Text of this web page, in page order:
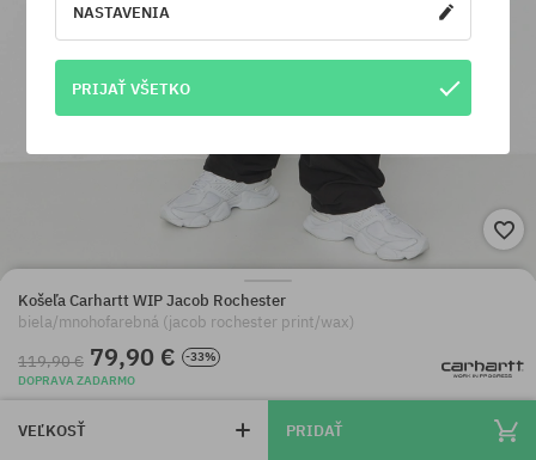
Košeľa Carhartt WIP Jacob Rochester
biela/mnohofarebná (jacob rochester print/wax)
119,90 € 79,90 €
-33%
DOPRAVA ZADARMO
VEĽKOSŤ PRIDAŤ
NASTAVENIA
PRIJAŤ VŠETKO